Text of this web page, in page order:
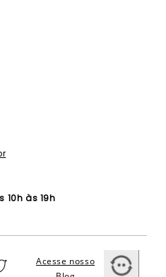
às 19h
Acesse nosso